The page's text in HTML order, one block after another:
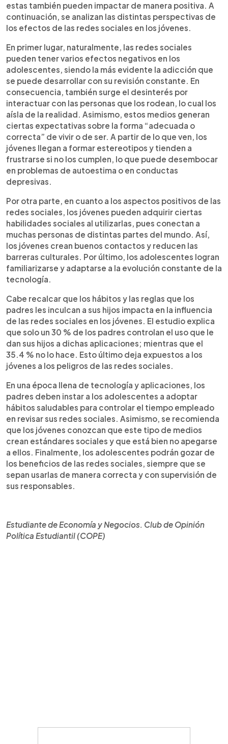
estas también pueden impactar de manera positiva. A
continuación, se analizan las distintas perspectivas de
los efectos de las redes sociales en los jóvenes.
En primer lugar, naturalmente, las redes sociales
pueden tener varios efectos negativos en los
adolescentes, siendo la más evidente la adicción que
se puede desarrollar con su revisión constante. En
consecuencia, también surge el desinterés por
interactuar con las personas que los rodean, lo cual los
aísla de la realidad. Asimismo, estos medios generan
ciertas expectativas sobre la forma “adecuada o
correcta” de vivir o de ser. A partir de lo que ven, los
jóvenes llegan a formar estereotipos y tienden a
frustrarse si no los cumplen, lo que puede desembocar
en problemas de autoestima o en conductas
depresivas.
Por otra parte, en cuanto a los aspectos positivos de las
redes sociales, los jóvenes pueden adquirir ciertas
habilidades sociales al utilizarlas, pues conectan a
muchas personas de distintas partes del mundo. Así,
los jóvenes crean buenos contactos y reducen las
barreras culturales. Por último, los adolescentes logran
familiarizarse y adaptarse a la evolución constante de la
tecnología.
Cabe recalcar que los hábitos y las reglas que los
padres les inculcan a sus hijos impacta en la influencia
de las redes sociales en los jóvenes. El estudio explica
que solo un 30 % de los padres controlan el uso que le
dan sus hijos a dichas aplicaciones; mientras que el
35.4 % no lo hace. Esto último deja expuestos a los
jóvenes a los peligros de las redes sociales.
En una época llena de tecnología y aplicaciones, los
padres deben instar a los adolescentes a adoptar
hábitos saludables para controlar el tiempo empleado
en revisar sus redes sociales. Asimismo, se recomienda
que los jóvenes conozcan que este tipo de medios
crean estándares sociales y que está bien no apegarse
a ellos. Finalmente, los adolescentes podrán gozar de
los beneficios de las redes sociales, siempre que se
sepan usarlas de manera correcta y con supervisión de
sus responsables.
Estudiante de Economía y Negocios. Club de Opinión
Política Estudiantil (COPE)